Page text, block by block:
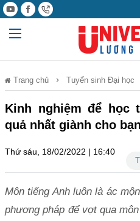
Trang chủ Tuyển sinh Đại học
Kinh nghiệm để học
quả nhất giành cho bạn
Thứ sáu, 18/02/2022 | 16:40
Môn tiếng Anh luôn là ác
phương pháp để vợt qua